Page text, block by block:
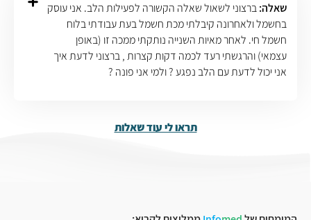
שאלה:ברצוני לשאול שאלה הקשורה לפעילות הלב. אני עוסק
בחשמל ולאחרונה קיבלתי מכת חשמל בעת עבודתי בלוח
חשמל חי. לאחר מאיות השנייה נותקתי ממכה זו (באופן
עצמאי) והרגשתי רעד לכמה דקות קצרות , ברצוני לדעת איך
אני יכול לדעת עם הלב נפגע ? ולמי אני פונה ?
תראו לי עוד שאלות